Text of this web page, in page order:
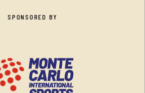
SPONSORED BY